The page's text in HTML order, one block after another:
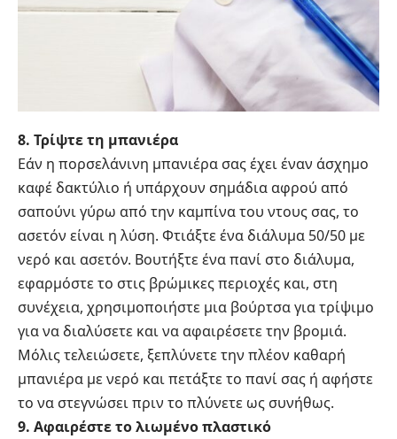
8. Τρίψτε τη μπανιέρα
Εάν η πορσελάνινη μπανιέρα σας έχει έναν άσχημο
καφέ δακτύλιο ή υπάρχουν σημάδια αφρού από
σαπούνι γύρω από την καμπίνα του ντους σας, το
ασετόν είναι η λύση. Φτιάξτε ένα διάλυμα 50/50 με
νερό και ασετόν. Βουτήξτε ένα πανί στο διάλυμα,
εφαρμόστε το στις βρώμικες περιοχές και, στη
συνέχεια, χρησιμοποιήστε μια βούρτσα για τρίψιμο
για να διαλύσετε και να αφαιρέσετε την βρομιά.
Μόλις τελειώσετε, ξεπλύνετε την πλέον καθαρή
μπανιέρα με νερό και πετάξτε το πανί σας ή αφήστε
το να στεγνώσει πριν το πλύνετε ως συνήθως.
9. Αφαιρέστε το λιωμένο πλαστικό